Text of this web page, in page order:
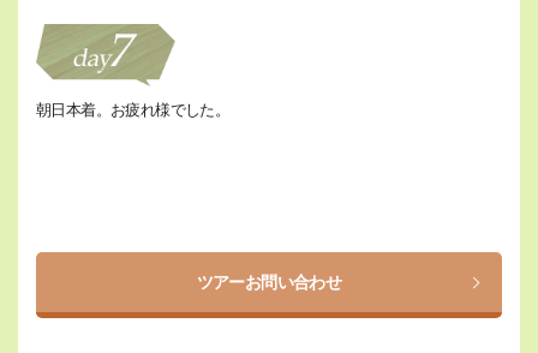
朝日本着。お疲れ様でした。
ツアーお問い合わせ